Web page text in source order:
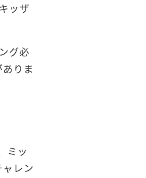
ッザ
グ必
りま
ミッ
レン